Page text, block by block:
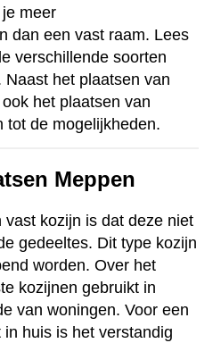
meer
dan een vast raam. Lees
verschillende soorten
het plaatsen van
het plaatsen van
tot de mogelijkheden.
Meppen
kozijn is dat deze niet
gedeeltes. Dit type kozijn
worden. Over het
kozijnen gebruikt in
van woningen. Voor een
huis is het verstandig